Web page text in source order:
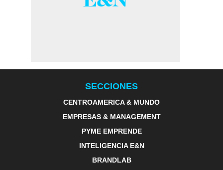
SECCIONES
CENTROAMERICA & MUNDO
EMPRESAS & MANAGEMENT
PYME EMPRENDE
INTELIGENCIA E&N
BRANDLAB